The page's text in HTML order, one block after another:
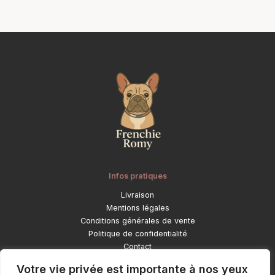
Votre vie privée est importante à nos yeux
Infos pratiques
Livraison
Mentions légales
Conditions générales de vente
Politique de confidentialité
Contact
Catégories